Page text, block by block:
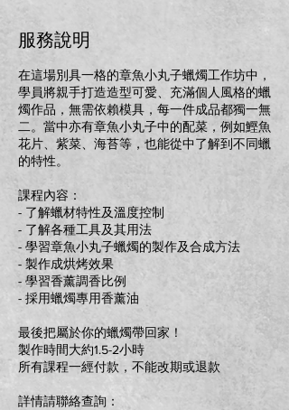
服務說明
在這場別具一格的章魚小丸子蠟燭工作坊中，
學員將親手打造造型可愛、充滿個人風格的蠟
燭作品，無需依賴模具，每一件成品都獨一無
二。當中亦有章魚小丸子中的配菜，例如鰹魚
花片、紫菜、海苔等，也能從中了解到不同蠟
的特性。
課程內容：
- 了解蠟材特性及溫度控制
- 了解各種工具及其用法
- 學習章魚小丸子蠟燭的製作及合成方法
- 製作成烘烤效果
- 學習香薰調香比例
- 採用蠟燭專用香薰油
最後把屬於你的蠟燭帶回家！
製作時間大約1.5-2小時
所有課程一經付款，不能改期或退款
詳情請聯絡查詢：